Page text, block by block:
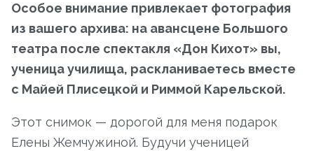
Особое внимание привлекает фотография
из вашего архива: на авансцене Большого
театра после спектакля «Дон Кихот» вы,
ученица училища, раскланиваетесь вместе
с Майей Плисецкой и Риммой Карельской.
Этот снимок — дорогой для меня подарок
Елены Жемчужиной. Будучи ученицей